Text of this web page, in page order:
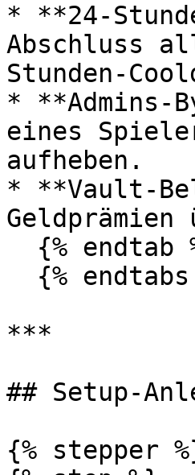
* **24-
Abschluss
Stunden-
* **Admins-
eines
aufheben.
* **Vault-
***
## Setup-
{% stepper